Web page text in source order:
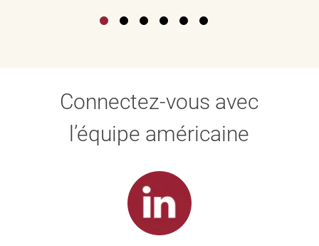
Connectez-vous avec
l’équipe américaine